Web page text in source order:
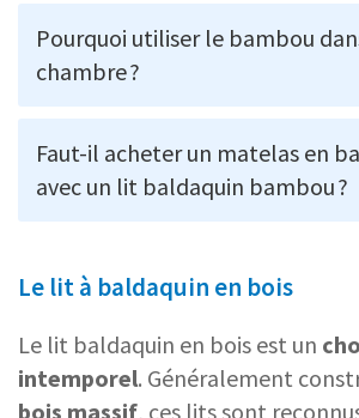
Pourquoi utiliser le bambou
chambre ?
Faut-il acheter un matelas en
avec un lit baldaquin bambou ?
Le lit à baldaquin en bois
Le lit baldaquin en bois est un
intemporel. Généralement
bois massif, ces lits sont